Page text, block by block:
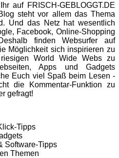
auf FRISCH-GEBLOGGT.DE
steht vor allem das Thema
Und das Netz hat wesentlich
Facebook, Online-Shopping
finden Websurfer auf
Möglichkeit sich inspirieren zu
World Wide Webs zu
Apps und Gadgets
Euch viel Spaß beim Lesen -
die Kommentar-Funktion zu
gefragt!
Tipps
Software-Tipps
Themen